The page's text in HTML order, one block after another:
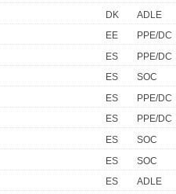
DK
ADLE
EE
PPE/DC
ES
PPE/DC
ES
SOC
ES
PPE/DC
ES
PPE/DC
ES
SOC
ES
SOC
ES
ADLE